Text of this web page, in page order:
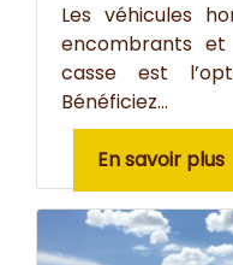
Les véhicules
encombrants
casse est
Bénéficiez...
En savoir plus